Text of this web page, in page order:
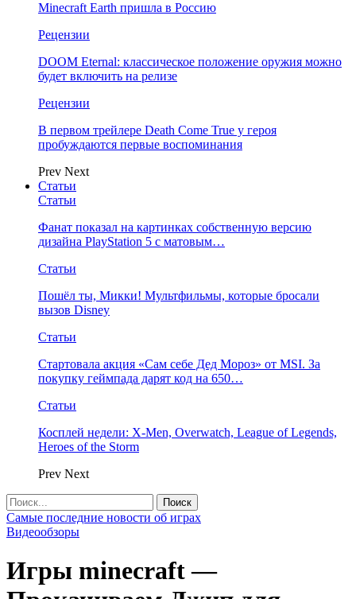
Minecraft Earth пришла в Россию
Рецензии
DOOM Eternal: классическое положение оружия можно
будет включить на релизе
Рецензии
В первом трейлере Death Come True у героя
пробуждаются первые воспоминания
Prev Next
Статьи
Статьи
Фанат показал на картинках собственную версию
дизайна PlayStation 5 с матовым…
Статьи
Пошёл ты, Микки! Мультфильмы, которые бросали
вызов Disney
Статьи
Стартовала акция «Сам себе Дед Мороз» от MSI. За
покупку геймпада дарят код на 650…
Статьи
Косплей недели: X-Men, Overwatch, League of Legends,
Heroes of the Storm
Prev Next
Самые последние новости об играх
Видеообзоры
Игры minecraft —